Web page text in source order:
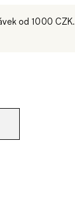
od 1000 CZK.